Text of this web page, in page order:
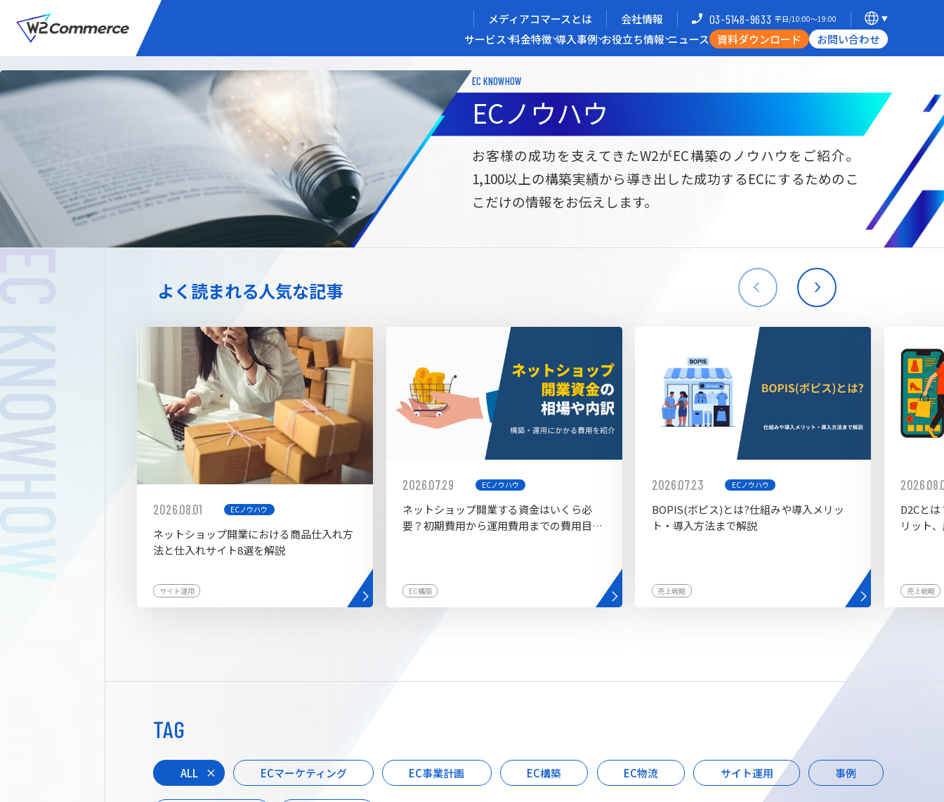
メディアコマースとは 会社情報 03-5148-9633 平日/10:00〜19:00
サービス 料金特徴 導入事例 お役立ち情報 ニュース 資料ダウンロード お問い合わせ
メディアコマースを実現する
サービス
BtoC向けECサイト構築
W2Commerce
Unified
サブスク/定期通販ECサイト構築
Commerce
BtoB向けECサイト構築
W2Commerce
海外進出・現地ECサイト構築
拡張プラグイン一覧 AIカスタマイズ開発 AI buddy
メディアコマースとは 選ばれる理由 開発力/支援体制
導入企業インタビュー
お役立ち資料
EC KNOWHOW
ECノウハウ
お客様の成功を支えてきたW2がEC構築のノウハウをご紹介。
1,100以上の構築実績から導き出した成功するECにするためのこ
こだけの情報をお伝えします。
よく読まれる人気な記事
2026.08.01 ECノウハウ
ネットショップ開業における商品仕入れ方
法と仕入れサイト8選を解説
サイト運用
2026.07.29 ECノウハウ
ネットショップ開業する資金はいくら必
要？初期費用から運用費用までの費用目安
EC構築
2026.07.23 ECノウハウ
BOPIS(ボピス)とは?仕組みや導入メリッ
ト・導入方法まで解説
売上戦略
D2Cと
リット
売上戦略
TAG
ALL ECマーケティング EC事業計画 EC構築 EC物流 サイト運用 事例